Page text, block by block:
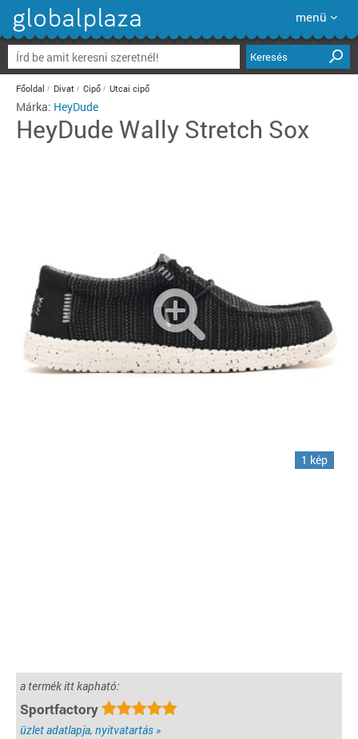
menü
Keresés
Főoldal Divat Cipő Utcai cipő
Márka: HeyDude
HeyDude Wally Stretch Sox
1 kép
a termék itt kapható:
Sportfactory
üzlet adatlapja, nyitvatartás »